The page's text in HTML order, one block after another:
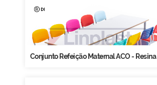
Conjunto Refeição Maternal ACO - Resina